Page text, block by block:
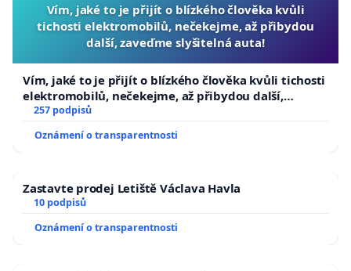
Vím, jaké to je přijít o blízkého člověka kvůli
tichosti elektromobilů, nečekejme, až přibydou
další, zaveďme slyšitelná auta!
Vím, jaké to je přijít o blízkého člověka kvůli tichosti
elektromobilů, nečekejme, až přibydou další,
zaveďme slyšitelná auta!
257 podpisů
Oznámení o transparentnosti
Zastavte prodej Letiště Václava Havla
10 podpisů
Oznámení o transparentnosti